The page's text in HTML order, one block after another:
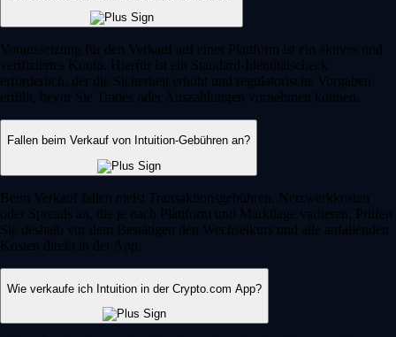
Voraussetzung für den Verkauf auf einer Plattform ist ein aktives und
verifiziertes Konto. Hierfür ist ein Standard-Identitätscheck
erforderlich, der die Sicherheit erhöht und regulatorische Vorgaben
erfüllt, bevor Sie Trades oder Auszahlungen vornehmen können.
Fallen beim Verkauf von Intuition-Gebühren an?
Beim Verkauf fallen meist Transaktionsgebühren, Netzwerkkosten
oder Spreads an, die je nach Plattform und Marktlage variieren. Prüfen
Sie deshalb vor dem Bestätigen den Wechselkurs und alle anfallenden
Kosten direkt in der App.
Wie verkaufe ich Intuition in der Crypto.com App?